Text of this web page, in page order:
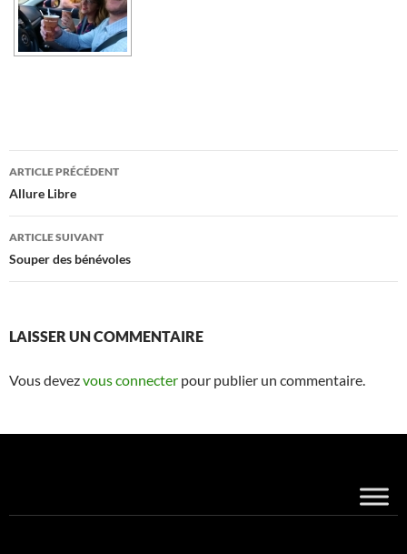
Navigation
des
articles
ARTICLE PRÉCÉDENT
Allure Libre
ARTICLE SUIVANT
Souper des bénévoles
LAISSER UN COMMENTAIRE
Vous devezvous connecter pour publier un commentaire.